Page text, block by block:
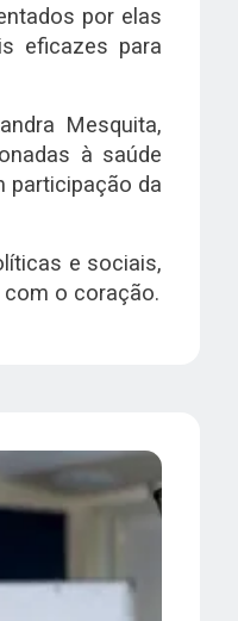
por elas
eficazes para
Mesquita,
à saúde
participação da
e sociais,
com o coração.